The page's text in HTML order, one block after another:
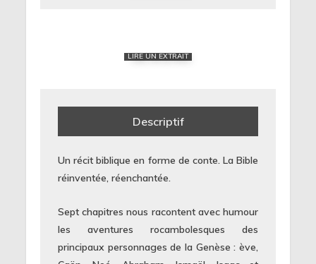
LIRE UN EXTRAIT
Descriptif
Un récit biblique en forme de conte. La Bible
réinventée, réenchantée.
Sept chapitres nous racontent avec humour
les aventures rocambolesques des
principaux personnages de la Genèse : ève,